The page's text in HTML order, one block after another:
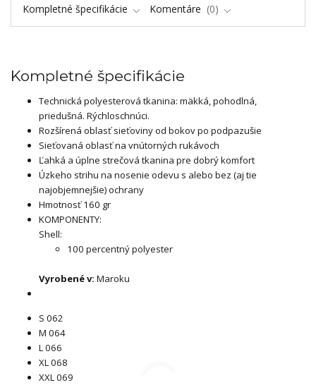
Kompletné špecifikácie Komentáre 0
Kompletné špecifikácie
Technická polyesterová tkanina: mäkká, pohodlná,
priedušná. Rýchloschnúci.
Rozšírená oblasť sieťoviny od bokov po podpazušie
Sieťovaná oblasť na vnútorných rukávoch
Ľahká a úplne strečová tkanina pre dobrý komfort
Úzkeho strihu na nosenie odevu s alebo bez (aj tie
najobjemnejšie) ochrany
Hmotnosť 160 gr
KOMPONENTY:
Shell:
100 percentný polyester
Vyrobené v: Maroku
S 062
M 064
L 066
XL 068
XXL 069